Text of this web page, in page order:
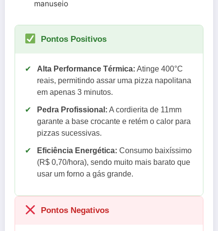
manuseio
Pontos Positivos
✔ Alta Performance Térmica: Atinge 400°C
reais, permitindo assar uma pizza napolitana
em apenas 3 minutos.
✔ Pedra Profissional: A cordierita de 11mm
garante a base crocante e retém o calor para
pizzas sucessivas.
✔ Eficiência Energética: Consumo baixíssimo
(R$ 0,70/hora), sendo muito mais barato que
usar um forno a gás grande.
Pontos Negativos